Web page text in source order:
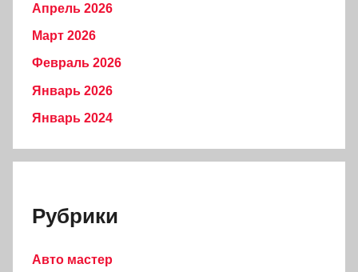
Апрель 2026
Март 2026
Февраль 2026
Январь 2026
Январь 2024
Рубрики
Авто мастер